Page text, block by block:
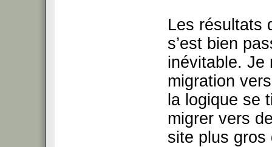
Les résultats
s’est bien
inévitable. Je
migration
la logique se
migrer vers
site plus gros